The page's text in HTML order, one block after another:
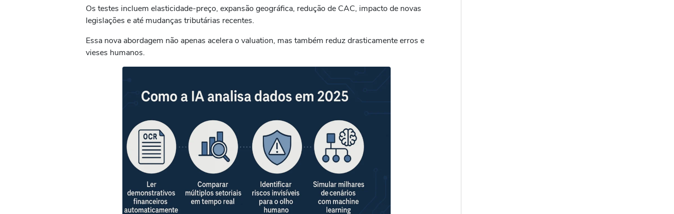
Os testes incluem elasticidade-preço, expansão geográfica, redução de CAC, impacto de novas
legislações e até mudanças tributárias recentes.
Essa nova abordagem não apenas acelera o valuation, mas também reduz drasticamente erros e
vieses humanos.